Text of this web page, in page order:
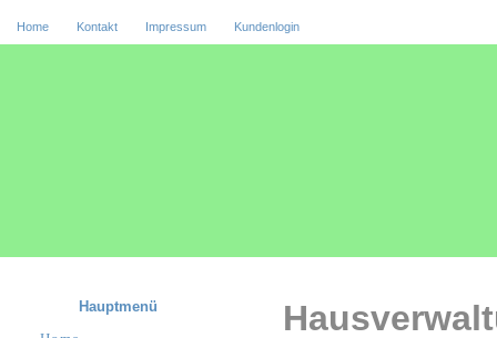
Home Kontakt Impressum Kundenlogin
Hauptmenü